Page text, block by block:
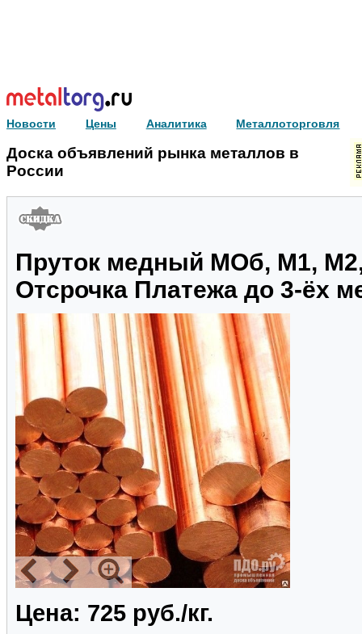
Новости Цены Аналитика Металлоторговля
Доска объявлений рынка металлов в
России
Пруток медный МОб, М1, М2,
Отсрочка Платежа до 3-ёх
Цена: 725 руб./кг.